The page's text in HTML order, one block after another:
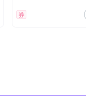
券